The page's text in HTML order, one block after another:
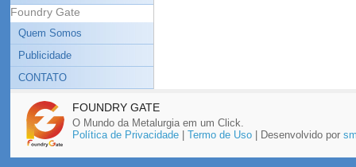
Foundry Gate
Quem Somos
Publicidade
CONTATO
FOUNDRY GATE
O Mundo da Metalurgia em um Click.
Política de Privacidade| Termo de Uso| Desenvolvido por